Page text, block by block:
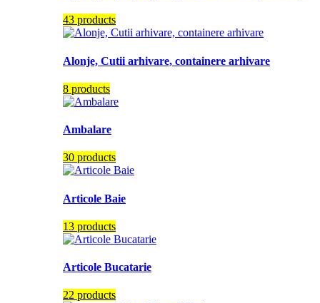
43 products
Alonje, Cutii arhivare, containere arhivare
8 products
Ambalare
30 products
Articole Baie
13 products
Articole Bucatarie
22 products